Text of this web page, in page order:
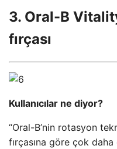
3. Oral-B
fırçası
Kullanıcılar ne diyor?
“Oral-B’nin rotasyon
fırçasına göre çok